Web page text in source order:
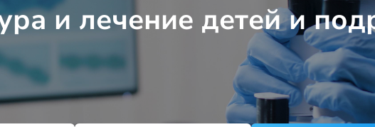
и лечение детей и